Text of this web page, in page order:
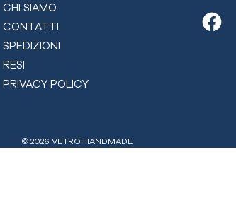
CHI SIAMO
CONTATTI
SPEDIZIONI
RESI
PRIVACY POLICY
© 2026 VETRO HANDMADE